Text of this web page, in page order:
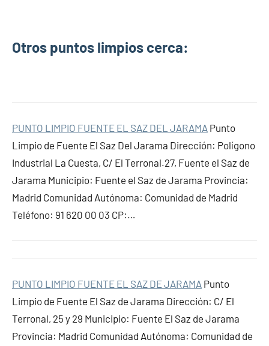
Otros puntos limpios cerca:
PUNTO LIMPIO FUENTE EL SAZ DEL JARAMA Punto
Limpio de Fuente El Saz Del Jarama Dirección: Polígono
Industrial La Cuesta, C/ El Terronal.27, Fuente el Saz de
Jarama Municipio: Fuente el Saz de Jarama Provincia:
Madrid Comunidad Autónoma: Comunidad de Madrid
Teléfono: 91 620 00 03 CP:…
PUNTO LIMPIO FUENTE EL SAZ DE JARAMA Punto
Limpio de Fuente El Saz de Jarama Dirección: C/ El
Terronal, 25 y 29 Municipio: Fuente El Saz de Jarama
Provincia: Madrid Comunidad Autónoma: Comunidad de